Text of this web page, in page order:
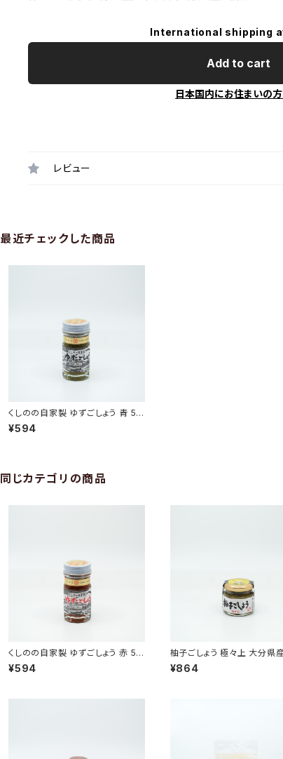
International shipping
Add to cart
日本国内にお住まいの
レビュー
最近チェックした商品
くしのの自家製 ゆずごしょう 青 50
g
¥594
同じカテゴリの商品
くしのの自家製 ゆずごしょう 赤 50
g
¥594
柚子ごしょう 極々上 大分県
¥864